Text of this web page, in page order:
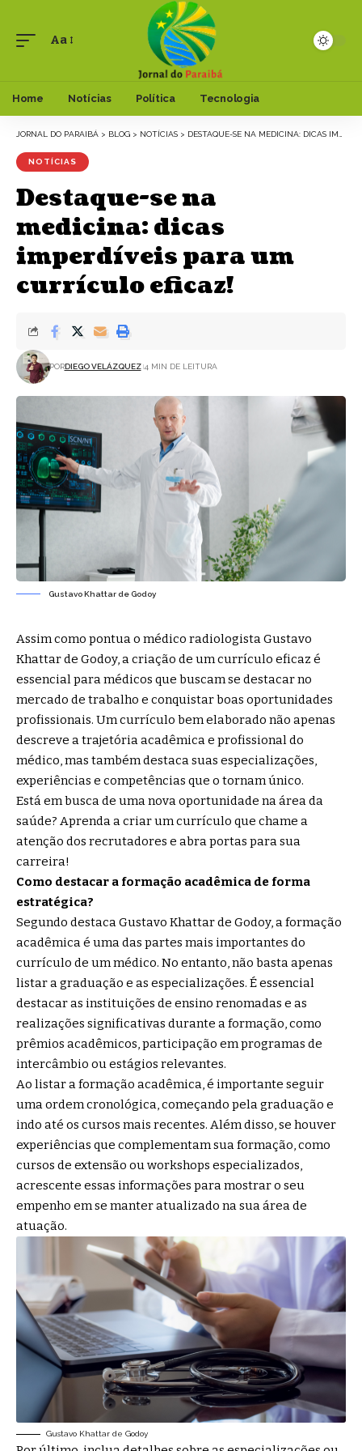
Aa
Home Notícias Política Tecnologia
JORNAL DO PARAIBÁ > BLOG > NOTÍCIAS > DESTAQUE-SE NA MEDICINA: DICAS IMPERDÍVEIS PARA UM CURRÍCULO EFICAZ!
NOTÍCIAS
Destaque-se na
medicina: dicas
imperdíveis para um
currículo eficaz!
PORDIEGO VELÁZQUEZ 4 MIN DE LEITURA
Gustavo Khattar de Godoy
Assim como pontua o médico radiologista Gustavo
Khattar de Godoy, a criação de um currículo eficaz é
essencial para médicos que buscam se destacar no
mercado de trabalho e conquistar boas oportunidades
profissionais. Um currículo bem elaborado não apenas
descreve a trajetória acadêmica e profissional do
médico, mas também destaca suas especializações,
experiências e competências que o tornam único.
Está em busca de uma nova oportunidade na área da
saúde? Aprenda a criar um currículo que chame a
atenção dos recrutadores e abra portas para sua
carreira!
Como destacar a formação acadêmica de forma
estratégica?
Segundo destaca Gustavo Khattar de Godoy, a formação
acadêmica é uma das partes mais importantes do
currículo de um médico. No entanto, não basta apenas
listar a graduação e as especializações. É essencial
destacar as instituições de ensino renomadas e as
realizações significativas durante a formação, como
prêmios acadêmicos, participação em programas de
intercâmbio ou estágios relevantes.
Ao listar a formação acadêmica, é importante seguir
uma ordem cronológica, começando pela graduação e
indo até os cursos mais recentes. Além disso, se houver
experiências que complementam sua formação, como
cursos de extensão ou workshops especializados,
acrescente essas informações para mostrar o seu
empenho em se manter atualizado na sua área de
atuação.
Gustavo Khattar de Godoy